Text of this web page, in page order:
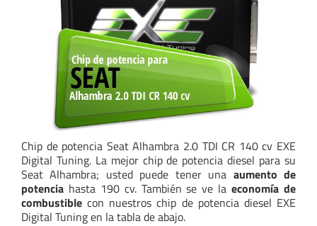
Chip de potencia Seat Alhambra 2.0 TDI CR 140 cv EXE
Digital Tuning. La mejor chip de potencia diesel para su
Seat Alhambra; usted puede tener una aumento de
potencia hasta 190 cv. También se ve laeconomía de
combustiblecon nuestros chip de potencia diesel EXE
Digital Tuning en la tabla de abajo.